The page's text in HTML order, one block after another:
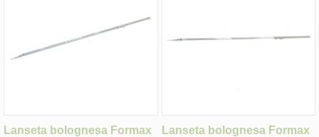
Lanseta bolognesa Formax
Lanseta bolognesa Formax